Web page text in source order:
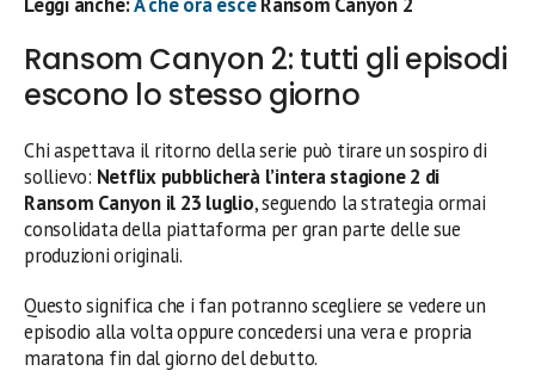
Ransom Canyon 2: tutti gli episodi
escono lo stesso giorno
Chi aspettava il ritorno della serie può tirare un sospiro di
sollievo: Netflix pubblicherà l’intera stagione 2 di
Ransom Canyon il 23 luglio, seguendo la strategia ormai
consolidata della piattaforma per gran parte delle sue
produzioni originali.
Questo significa che i fan potranno scegliere se vedere un
episodio alla volta oppure concedersi una vera e propria
maratona fin dal giorno del debutto.